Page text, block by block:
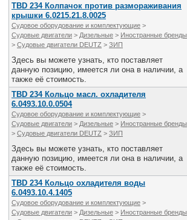
TBD 234 Колпачок против размораживания
крышки 6.0215.21.8.0025
Судовое оборудование и комплектующие >
Судовые двигатели > Дизельные > Иностранные бренды
> Судовые двигатели DEUTZ > ЗИП
Здесь вы можете узнать, кто поставляет
данную позицию, имеется ли она в наличии, а
также её стоимость.
TBD 234 Кольцо масл. охладителя
6.0493.10.0.0504
Судовое оборудование и комплектующие >
Судовые двигатели > Дизельные > Иностранные бренды
> Судовые двигатели DEUTZ > ЗИП
Здесь вы можете узнать, кто поставляет
данную позицию, имеется ли она в наличии, а
также её стоимость.
TBD 234 Кольцо охладителя воды
6.0493.10.4.1405
Судовое оборудование и комплектующие >
Судовые двигатели > Дизельные > Иностранные бренды